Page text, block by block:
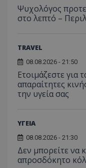
Ψυχολόγος
στο λεπτό –
TRAVEL
08.08.2026 - 21:50
Ετοιμάζεστε για
απαραίτητες
την υγεία σας
ΥΓΕΙΑ
08.08.2026 - 21:30
Δεν μπορείτε να
απροσδόκητο